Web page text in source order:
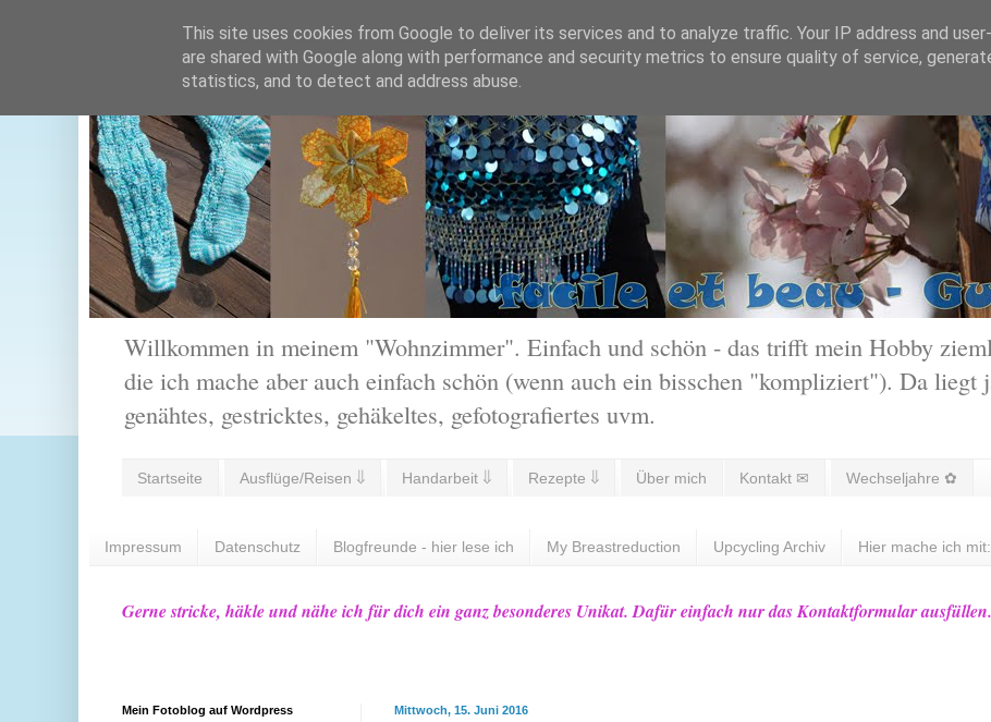
Willkommen in meinem "Wohnzimmer". Einfach und schön - das trifft mein Hobby
die ich mache aber auch einfach schön (wenn auch ein bisschen "kompliziert"). Da liegt
genähtes, gestricktes, gehäkeltes, gefotografiertes uvm.
Startseite Ausflüge/Reisen ⇓ Handarbeit ⇓ Rezepte ⇓ Über mich Kontakt ✉ Wechseljahre ✿
Impressum Datenschutz Blogfreunde - hier lese ich My Breastreduction Upcycling Archiv Hier mache ich mit:
Gerne stricke, häkle und nähe ich für dich ein ganz besonderes Unikat. Dafür einfach nur das Kontaktformular ausfüllen.
Mittwoch, 15. Juni 2016
Mein Fotoblog auf Wordpress
This site uses cookies from Google to deliver its services and to analyze traffic. Your IP address and
are shared with Google along with performance and security metrics to ensure quality of service,
statistics, and to detect and address abuse.